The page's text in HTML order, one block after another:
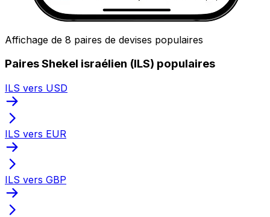
Affichage de 8 paires de devises populaires
Paires Shekel israélien (ILS) populaires
ILS vers USD
ILS vers EUR
ILS vers GBP